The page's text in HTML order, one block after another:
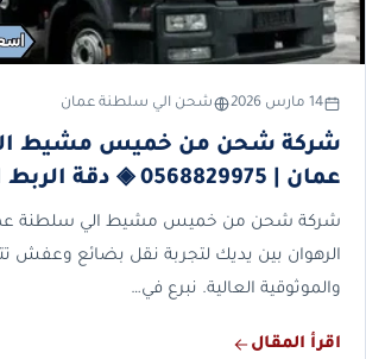
14 مارس 2026 شحن الي سلطنة عمان
شركة شحن من خميس مشيط
عمان | 0568829975 ◈ دقة الربط اللوجستي
شركة شحن من خميس مشيط الي سلطنة
الرهوان بين يديك لتجربة نقل بضائع وعفش
والموثوقية العالية. نبرع في…
اقرأ المقال